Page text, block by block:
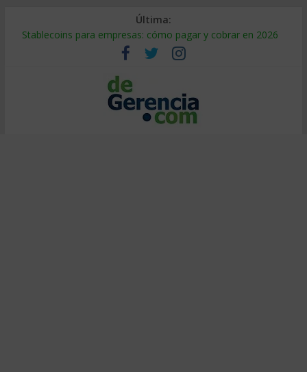
Última:
Stablecoins para empresas: cómo pagar y cobrar en 2026
Despido silencioso: qué es y por qué sale tan caro
IA en selección de personal: cómo auditarla a tiempo
Trabajo forzoso en la cadena de suministro: qué hacer
Mercado hispano de EE. UU.: cómo segmentarlo y venderle